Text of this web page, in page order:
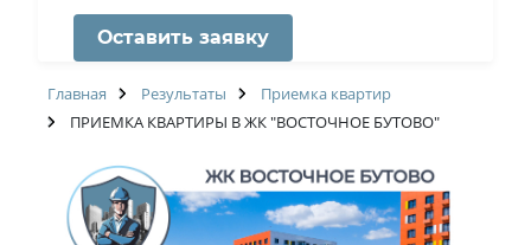
Оставить заявку
Главная Результаты
Приемка квартир
ПРИЕМКА КВАРТИРЫ В ЖК "ВОСТОЧНОЕ БУТОВО"